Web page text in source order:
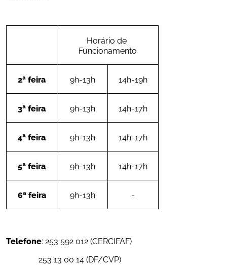
Horário de
Funcionamento
2ª feira 9h-13h 14h-19h
3ª feira 9h-13h 14h-17h
4ª feira 9h-13h 14h-17h
5ª feira 9h-13h 14h-17h
6ª feira 9h-13h -
Telefone: 253 592 012 (CERCIFAF)
		253 13 00 14 (DF/CVP)